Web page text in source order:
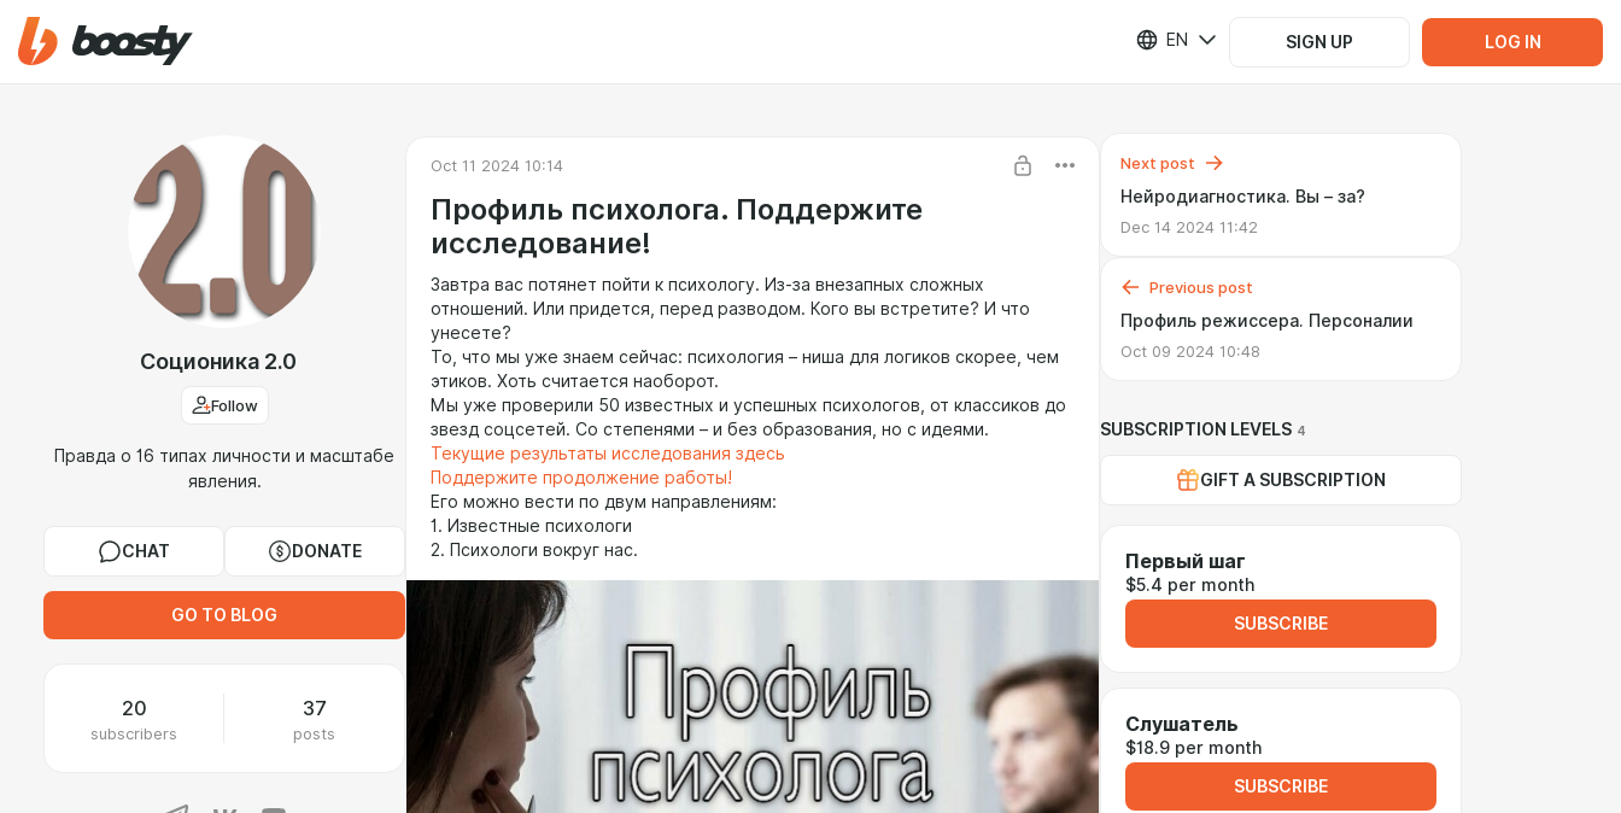
EN SIGN UP LOG IN
Соционика 2.0
Follow
Правда о 16 типах личности и масштабе
явления.
CHAT DONATE
GO TO BLOG
20
subscribers
37
posts
Oct 11 2024 10:14
Профиль психолога. Поддержите
исследование!
Завтра вас потянет пойти к психологу. Из-за внезапных сложных
отношений. Или придется, перед разводом. Кого вы встретите? И что
унесете?
То, что мы уже знаем сейчас: психология – ниша для логиков скорее, чем
этиков. Хоть считается наоборот.
Мы уже проверили 50 известных и успешных психологов, от классиков до
звезд соцсетей. Со степенями – и без образования, но с идеями.
Текущие результаты исследования здесь
Поддержите продолжение работы!
Его можно вести по двум направлениям:
1. Известные психологи
2. Психологи вокруг нас.
Next post
Нейродиагностика. Вы – за?
Dec 14 2024 11:42
Previous post
Профиль режиссера. Персоналии
Oct 09 2024 10:48
SUBSCRIPTION LEVELS 4
GIFT A SUBSCRIPTION
Первый шаг
$5.4 per month
SUBSCRIBE
Слушатель
$18.9 per month
SUBSCRIBE